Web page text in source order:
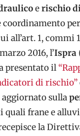
erischio
coordinamento
all’art. 1, commi
2016, l’Ispra
presentato il
di rischio”
sulla
frane e
la